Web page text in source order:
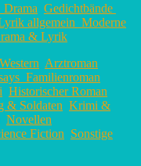
Drama Gedichtbände
allgemein Moderne
& Lyrik
Arztroman
Familienroman
Historischer Roman
& Soldaten Krimi &
Novellen
Fiction Sonstige